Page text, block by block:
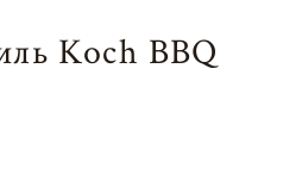
Koch BBQ